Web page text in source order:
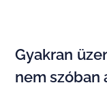
Gyakran
nem szóban